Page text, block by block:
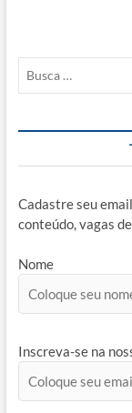
Cadastre seu
conteúdo, vagas
Nome
Inscreva-se na